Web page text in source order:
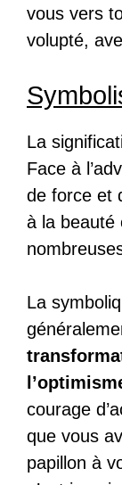
vous vers
volupté,
La
Face à
de force et
à la beauté
La
courage
que vous
papillon à